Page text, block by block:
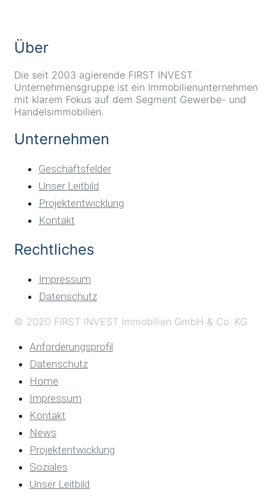
Über
Die seit 2003 agierende FIRST INVEST
Unternehmensgruppe ist ein Immobilienunternehmen
mit klarem Fokus auf dem Segment Gewerbe- und
Handelsimmobilien.
Unternehmen
Geschäftsfelder
Unser Leitbild
Projektentwicklung
Kontakt
Rechtliches
Impressum
Datenschutz
© 2020 FIRST INVEST Immobilien GmbH & Co. KG
Anforderungsprofil
Datenschutz
Home
Impressum
Kontakt
News
Projektentwicklung
Soziales
Unser Leitbild